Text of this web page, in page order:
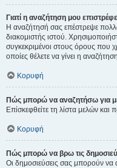
Γιατί η αναζήτηση μου
Η αναζήτησή σας επέστρεψε
διακομιστής ιστού.
συγκεκριμένοι στους όρους που
οποίες θέλετε να γίνει η
Κορυφή
Πώς μπορώ να αναζητήσω για
Επίσκεφθείτε τη λίστα μελών
Κορυφή
Πώς μπορώ να βρω τις
Οι δημοσιεύσεις σας μπορούν να